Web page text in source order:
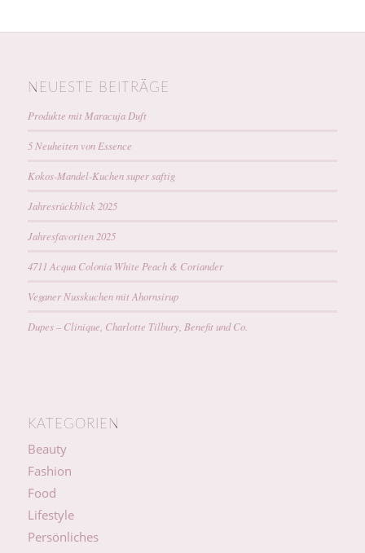
NEUESTE BEITRÄGE
Produkte mit Maracuja Duft
5 Neuheiten von Essence
Kokos-Mandel-Kuchen super saftig
Jahresrückblick 2025
Jahresfavoriten 2025
4711 Acqua Colonia White Peach & Coriander
Veganer Nusskuchen mit Ahornsirup
Dupes – Clinique, Charlotte Tilbury, Benefit und Co.
KATEGORIEN
Beauty
Fashion
Food
Lifestyle
Persönliches